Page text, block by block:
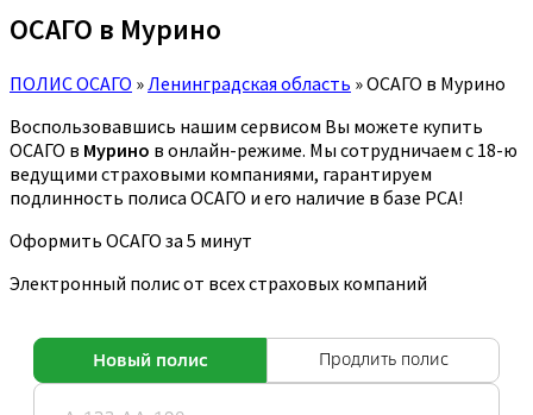
ОСАГО в Мурино
ПОЛИС ОСАГО » Ленинградская область »ОСАГО в Мурино
Воспользовавшись нашим сервисом Вы можете купить
ОСАГО в Мурино в онлайн-режиме. Мы сотрудничаем с 18-ю
ведущими страховыми компаниями, гарантируем
подлинность полиса ОСАГО и его наличие в базе РСА!
Оформить ОСАГО за 5 минут
Электронный полис от всех страховых компаний